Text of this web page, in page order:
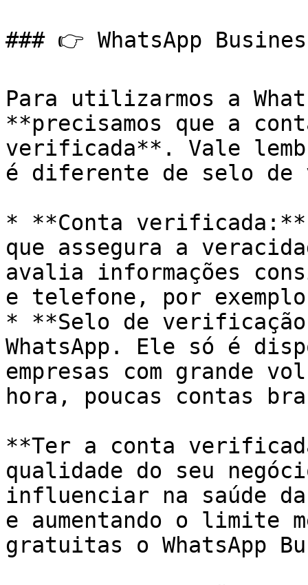
### 👉 WhatsApp
Para utilizarmos a
**precisamos que a
verificada**. Vale
é diferente de selo
* **Conta verificada:**
que assegura a
avalia informações
e telefone, por
* **Selo de
WhatsApp. Ele só é
empresas com grande
hora, poucas contas
**Ter a conta
qualidade do seu
influenciar na saúde
e aumentando o limite
gratuitas o WhatsApp